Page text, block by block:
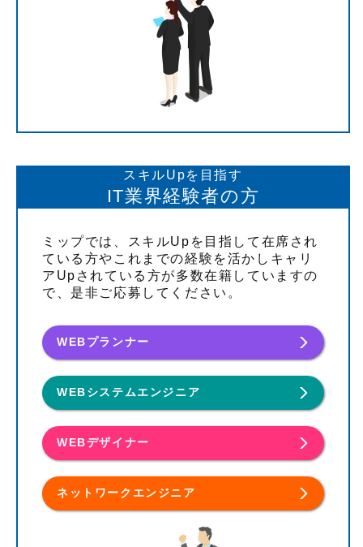
スキルUpを目指す
IT業界経験者の方
ミップでは、スキルUpを目指して在席され
ている方やこれまでの経験を活かしキャリ
アUpされている方が多数在籍していますの
で、是非ご応募してください。
WEBプランナー
WEBシステムエンジニア
WEBデザイナー
ネットワークエンジニア